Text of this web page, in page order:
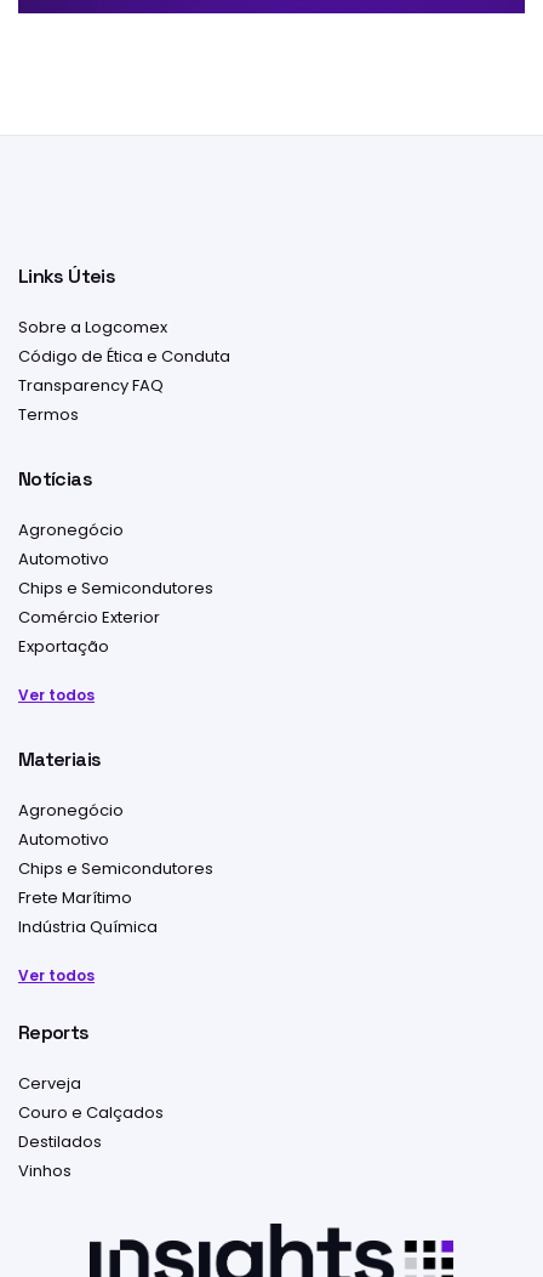
Links Úteis
Sobre a Logcomex
Código de Ética e Conduta
Transparency FAQ
Termos
Notícias
Agronegócio
Automotivo
Chips e Semicondutores
Comércio Exterior
Exportação
Ver todos
Materiais
Agronegócio
Automotivo
Chips e Semicondutores
Frete Marítimo
Indústria Química
Ver todos
Reports
Cerveja
Couro e Calçados
Destilados
Vinhos